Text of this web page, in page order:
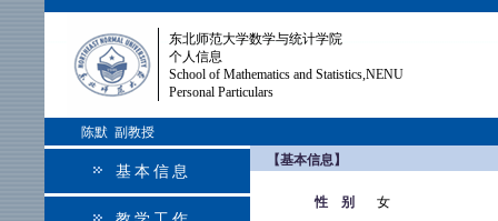
东北师范大学数学与统计学院
个人信息
School of Mathematics and Statistics,NENU
Personal Particulars
陈默 副教授
基本信息
【基本信息】
性 别
女